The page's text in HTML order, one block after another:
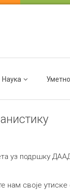
Наука
уз подршку
своје